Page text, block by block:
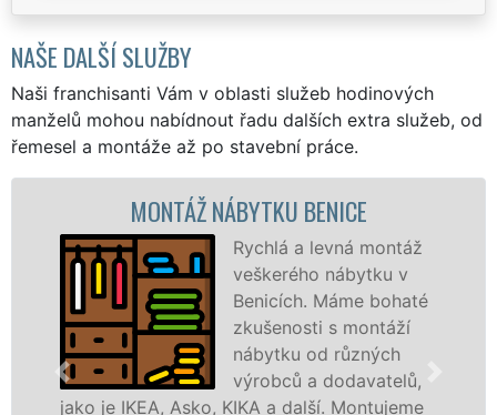
NAŠE DALŠÍ SLUŽBY
Naši franchisanti Vám v oblasti služeb hodinových
manželů mohou nabídnout řadu dalších extra služeb, od
řemesel a montáže až po stavební práce.
MONTÁŽ NÁBYTKU BENICE
Rychlá a levná montáž
veškerého nábytku v
Benicích. Máme bohaté
zkušenosti s montáží
nábytku od různých
výrobců a dodavatelů,
IKEA, Asko, KIKA a další. Montujeme